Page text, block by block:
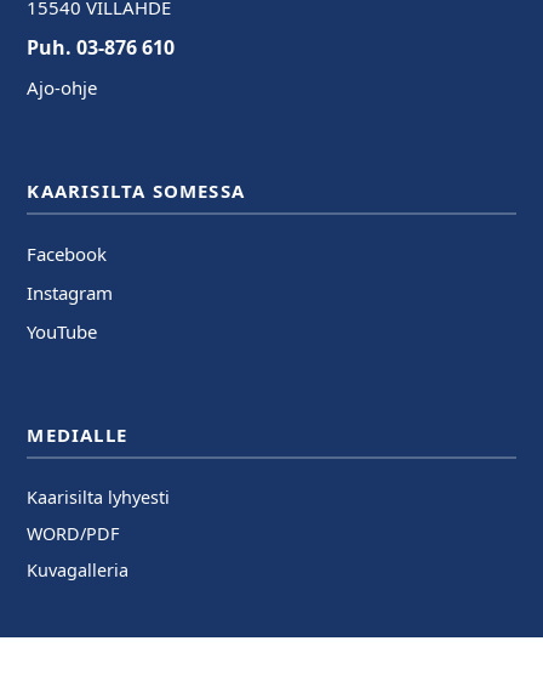
15540 VILLÄHDE
Puh. 03-876 610
Ajo-ohje
KAARISILTA SOMESSA
Facebook
Instagram
YouTube
MEDIALLE
Kaarisilta lyhyesti
WORD/PDF
Kuvagalleria